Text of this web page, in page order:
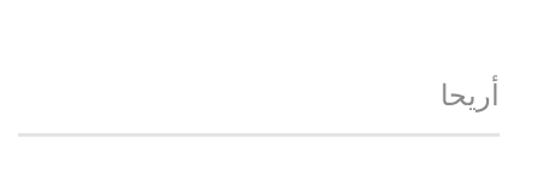
أريحا